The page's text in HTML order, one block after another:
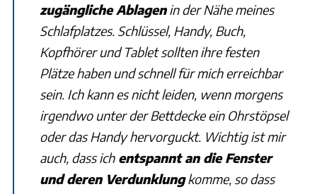
zugängliche Ablagenin der Nähe meines
Schlafplatzes. Schlüssel, Handy, Buch,
Kopfhörer und Tablet sollten ihre festen
Plätze haben und schnell für mich erreichbar
sein. Ich kann es nicht leiden, wenn morgens
irgendwo unter der Bettdecke ein Ohrstöpsel
oder das Handy hervorguckt. Wichtig ist mir
auch, dass ichentspannt an die Fenster
und deren Verdunklungkomme, so dass